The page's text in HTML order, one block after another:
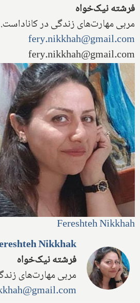
فرشته نیک‌خواه
مربی مهارت‌های زندگی در کاناداست.
fery.nikkhah@gmail.com
fery.nikkhah@gmail.com
Fereshteh Nikkhah
Nikkhak
فرشته نیک‌خواه
مربی مهارت‌های